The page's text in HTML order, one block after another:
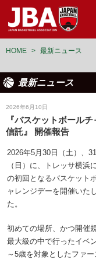
HOME > 最新ニュース
最新ニュース
2026年6月10日
『バスケットボール
信託』 開催報告
2026年5月30日（土）、
（日）に、トレッサ横浜
の初回となるバスケット
ャレンジデーを開催いた
た。
初めての場所、かつ開催
最大級の中で行ったイベ
～5歳を対象としたファ